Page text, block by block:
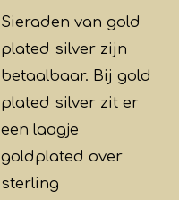
Sieraden van gold
plated silver zijn
betaalbaar. Bij gold
plated silver zit er
een laagje
goldplated over
sterling